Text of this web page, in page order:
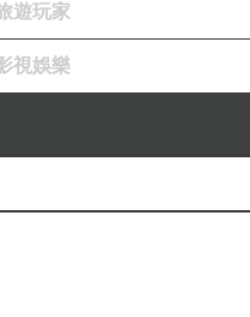
遊玩家
視娛樂